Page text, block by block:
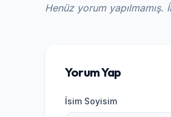
Henüz yorum yapılmamış.
Yorum Yap
İsim Soyisim